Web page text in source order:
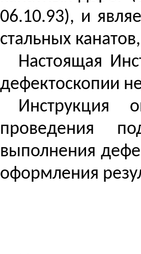
06.10.93), и
стальных
Настоящая
дефектоскопии
Инструкция
проведения
выполнения
оформления